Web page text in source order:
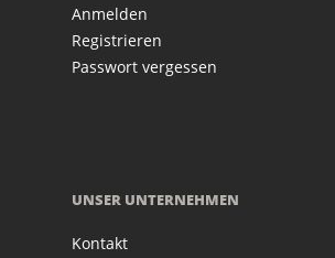
Anmelden
Registrieren
Passwort vergessen
UNSER UNTERNEHMEN
Kontakt